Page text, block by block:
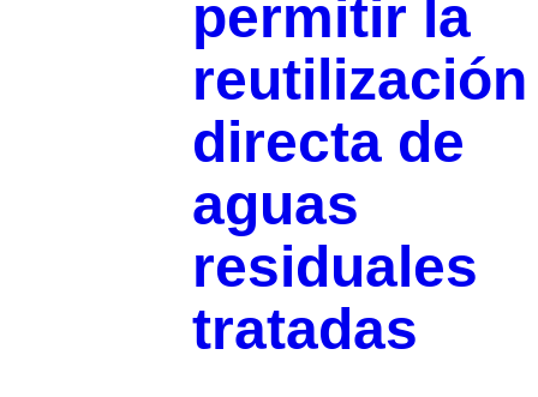
permitir la
reutilización
directa de
aguas
residuales
tratadas